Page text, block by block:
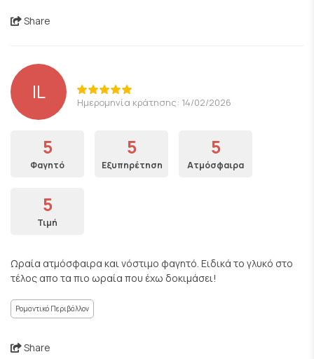
Share
IL Ημερομηνία κράτησης: 14/02/2026
5
Φαγητό
5
Εξυπηρέτηση
5
Ατμόσφαιρα
5
Τιμή
Ωραία ατμόσφαιρα και νόστιμο φαγητό. Ειδικά το γλυκό στο
τέλος απο τα πιο ωραία που έχω δοκιμάσει!
Ρομαντικό Περιβάλλον
Share